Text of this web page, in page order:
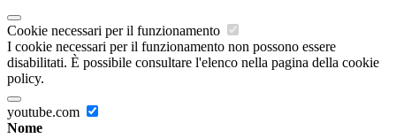
Cookie necessari per il funzionamento
I cookie necessari per il funzionamento non possono essere
disabilitati. È possibile consultare l'elenco nella pagina della cookie
policy.
youtube.com
Nome